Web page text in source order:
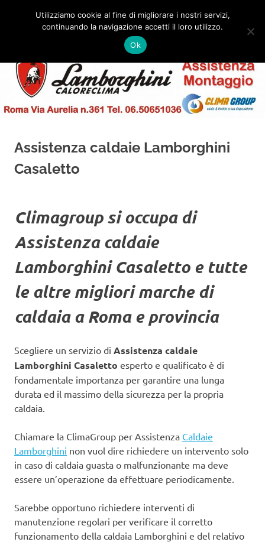
Caldaie
Lamborghini
Installazione
MENU
Assistenza caldaie Lamborghini
Casaletto
Climagroup si occupa di
Assistenza caldaie
Lamborghini Casaletto e tutte
le altre migliori marche di
caldaia a Roma e provincia
Scegliere un servizio di Assistenza caldaie
Lamborghini Casaletto esperto e qualificato è di
fondamentale importanza per garantire una lunga
durata ed il massimo della sicurezza per la propria
caldaia.
Chiamare la ClimaGroup per Assistenza Caldaie
Lamborghini non vuol dire richiedere un intervento solo
in caso di caldaia guasta o malfunzionante ma deve
essere un’operazione da effettuare periodicamente.
Sarebbe opportuno richiedere interventi di
manutenzione regolari per verificare il corretto
funzionamento della caldaia Lamborghini e del relativo
Utilizziamo cookie al fine di migliorare i nostri servizi,
continuando la navigazione accetti il loro utilizzo.
Ok